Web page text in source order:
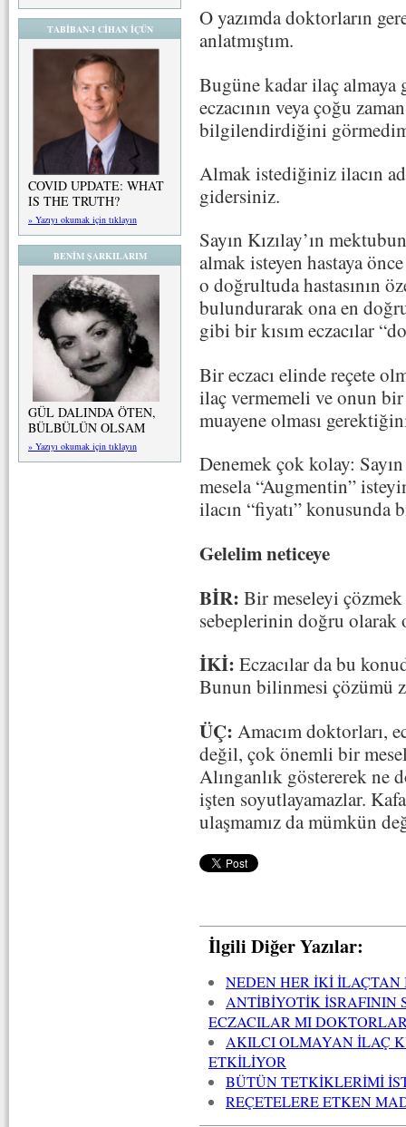
TABİBAN-I CİHAN İÇÜN
COVID UPDATE: WHAT
IS THE TRUTH?
» Yazıyı okumak için tıklayın
BENİM ŞARKILARIM
GÜL DALINDA ÖTEN,
BÜLBÜLÜN OLSAM
» Yazıyı okumak için tıklayın
O yazımda doktorların
anlatmıştım.
Bugüne kadar ilaç
eczacının veya çoğu
bilgilendirdiğini
Almak istediğiniz ilacın
gidersiniz.
Sayın Kızılay’ın
almak isteyen hastaya
o doğrultuda hastasının
bulundurarak ona en
gibi bir kısım eczacılar
Bir eczacı elinde reçete
ilaç vermemeli ve onun
muayene olması
Denemek çok kolay:
mesela “Augmentin”
ilacın “fiyatı”
Gelelim neticeye
BİR: Bir meseleyi
sebeplerinin doğru olarak
İKİ: Eczacılar da bu
Bunun bilinmesi çözümü
ÜÇ: Amacım doktorları,
değil, çok önemli bir
Alınganlık göstererek ne
işten soyutlayamazlar.
ulaşmamız da mümkün
İlgili Diğer Yazılar:
NEDEN HER İKİ
ANTİBİYOTİK İSRAFININ
ECZACILAR MI
AKILCI OLMAYAN İLAÇ
ETKİLİYOR
BÜTÜN TETKİKLERİMİ
REÇETELERE ETKEN